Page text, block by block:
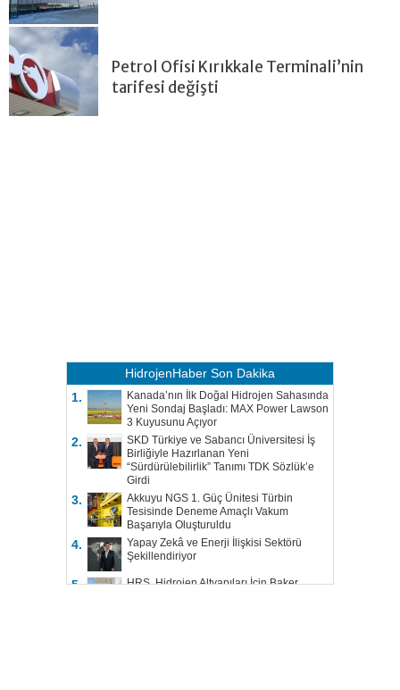
Petrol Ofisi Kırıkkale Terminali’nin
tarifesi değişti
HidrojenHaber Son Dakika
1.
Kanada’nın İlk Doğal Hidrojen Sahasında
Yeni Sondaj Başladı: MAX Power Lawson
3 Kuyusunu Açıyor
2.
SKD Türkiye ve Sabancı Üniversitesi İş
Birliğiyle Hazırlanan Yeni
“Sürdürülebilirlik” Tanımı TDK Sözlük’e
Girdi
3.
Akkuyu NGS 1. Güç Ünitesi Türbin
Tesisinde Deneme Amaçlı Vakum
Başarıyla Oluşturuldu
4.
Yapay Zekâ ve Enerji İlişkisi Sektörü
Şekillendiriyor
5.
HRS, Hidrojen Altyapıları İçin Baker